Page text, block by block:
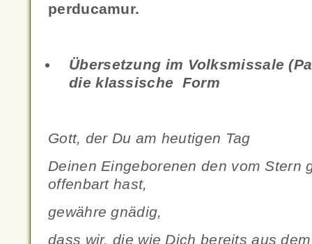
perducamur.
Übersetzung im Volksmissale
die klassische Form
Gott, der Du am heutigen Tag
Deinen Eingeborenen den vom Stern
offenbart hast,
gewähre gnädig,
dass wir, die wie Dich bereits aus